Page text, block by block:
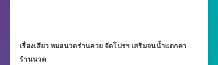
เรื่องเสียว หมอนวดร่านควย จัดโปรฯ เสริมจนน้ำแตกคา
ร้านนวด